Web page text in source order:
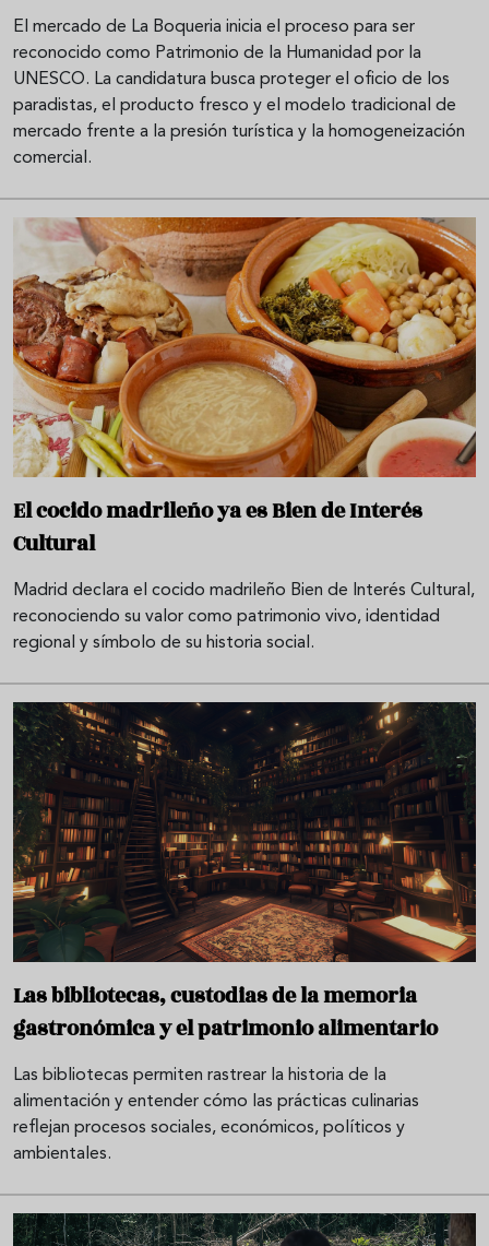
El mercado de La Boqueria inicia el proceso para ser
reconocido como Patrimonio de la Humanidad por la
UNESCO. La candidatura busca proteger el oficio de los
paradistas, el producto fresco y el modelo tradicional de
mercado frente a la presión turística y la homogeneización
comercial.
El cocido madrileño ya es Bien de Interés
Cultural
Madrid declara el cocido madrileño Bien de Interés Cultural,
reconociendo su valor como patrimonio vivo, identidad
regional y símbolo de su historia social.
Las bibliotecas, custodias de la memoria
gastronómica y el patrimonio alimentario
Las bibliotecas permiten rastrear la historia de la
alimentación y entender cómo las prácticas culinarias
reflejan procesos sociales, económicos, políticos y
ambientales.